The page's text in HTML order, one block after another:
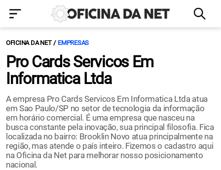
OFICINA DA NET EMPRESAS
Pro Cards Servicos Em
Informatica Ltda
A empresa Pro Cards Servicos Em Informatica Ltda atua
em Sao Paulo/SP no setor de tecnologia da informação
em horário comercial. É uma empresa que nasceu na
busca constante pela inovação, sua principal filosofia. Fica
localizada no bairro: Brooklin Novo atua principalmente na
região, mas atende o país inteiro. Fizemos o cadastro aqui
na Oficina da Net para melhorar nosso posicionamento
nacional.